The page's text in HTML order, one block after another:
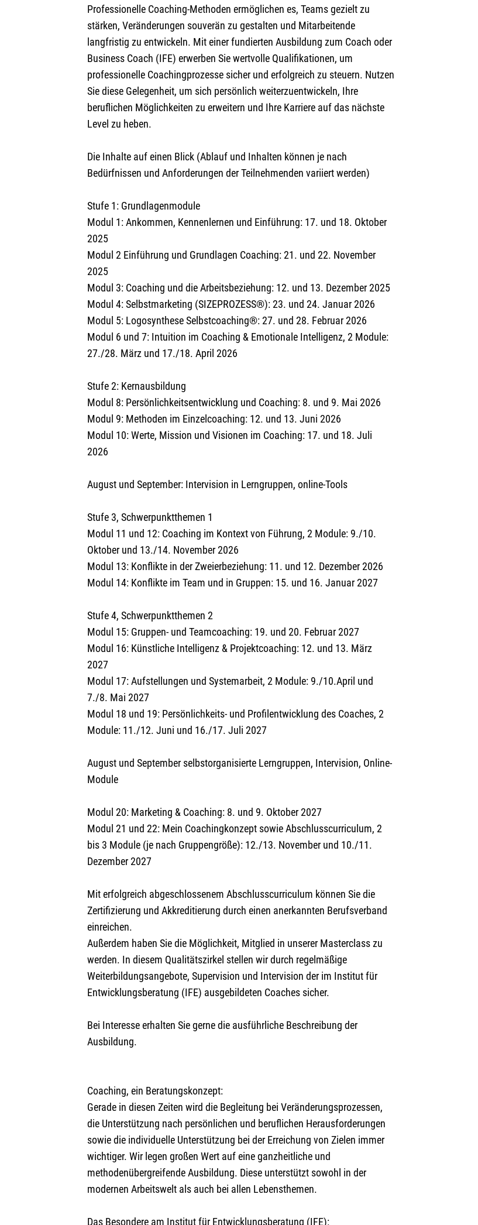
Professionelle Coaching-Methoden ermöglichen es, Teams gezielt zu
stärken, Veränderungen souverän zu gestalten und Mitarbeitende
langfristig zu entwickeln. Mit einer fundierten Ausbildung zum Coach oder
Business Coach (IFE) erwerben Sie wertvolle Qualifikationen, um
professionelle Coachingprozesse sicher und erfolgreich zu steuern. Nutzen
Sie diese Gelegenheit, um sich persönlich weiterzuentwickeln, Ihre
beruflichen Möglichkeiten zu erweitern und Ihre Karriere auf das nächste
Level zu heben.
Die Inhalte auf einen Blick (Ablauf und Inhalten können je nach
Bedürfnissen und Anforderungen der Teilnehmenden variiert werden)
Stufe 1: Grundlagenmodule
Modul 1: Ankommen, Kennenlernen und Einführung: 17. und 18. Oktober
2025
Modul 2 Einführung und Grundlagen Coaching: 21. und 22. November
2025
Modul 3: Coaching und die Arbeitsbeziehung: 12. und 13. Dezember 2025
Modul 4: Selbstmarketing (SIZEPROZESS®): 23. und 24. Januar 2026
Modul 5: Logosynthese Selbstcoaching®: 27. und 28. Februar 2026
Modul 6 und 7: Intuition im Coaching & Emotionale Intelligenz, 2 Module:
27./28. März und 17./18. April 2026
Stufe 2: Kernausbildung
Modul 8: Persönlichkeitsentwicklung und Coaching: 8. und 9. Mai 2026
Modul 9: Methoden im Einzelcoaching: 12. und 13. Juni 2026
Modul 10: Werte, Mission und Visionen im Coaching: 17. und 18. Juli
2026
August und September: Intervision in Lerngruppen, online-Tools
Stufe 3, Schwerpunktthemen 1
Modul 11 und 12: Coaching im Kontext von Führung, 2 Module: 9./10.
Oktober und 13./14. November 2026
Modul 13: Konflikte in der Zweierbeziehung: 11. und 12. Dezember 2026
Modul 14: Konflikte im Team und in Gruppen: 15. und 16. Januar 2027
Stufe 4, Schwerpunktthemen 2
Modul 15: Gruppen- und Teamcoaching: 19. und 20. Februar 2027
Modul 16: Künstliche Intelligenz & Projektcoaching: 12. und 13. März
2027
Modul 17: Aufstellungen und Systemarbeit, 2 Module: 9./10.April und
7./8. Mai 2027
Modul 18 und 19: Persönlichkeits- und Profilentwicklung des Coaches, 2
Module: 11./12. Juni und 16./17. Juli 2027
August und September selbstorganisierte Lerngruppen, Intervision, Online-
Module
Modul 20: Marketing & Coaching: 8. und 9. Oktober 2027
Modul 21 und 22: Mein Coachingkonzept sowie Abschlusscurriculum, 2
bis 3 Module (je nach Gruppengröße): 12./13. November und 10./11.
Dezember 2027
Mit erfolgreich abgeschlossenem Abschlusscurriculum können Sie die
Zertifizierung und Akkreditierung durch einen anerkannten Berufsverband
einreichen.
Außerdem haben Sie die Möglichkeit, Mitglied in unserer Masterclass zu
werden. In diesem Qualitätszirkel stellen wir durch regelmäßige
Weiterbildungsangebote, Supervision und Intervision der im Institut für
Entwicklungsberatung (IFE) ausgebildeten Coaches sicher.
Bei Interesse erhalten Sie gerne die ausführliche Beschreibung der
Ausbildung.
Coaching, ein Beratungskonzept:
Gerade in diesen Zeiten wird die Begleitung bei Veränderungsprozessen,
die Unterstützung nach persönlichen und beruflichen Herausforderungen
sowie die individuelle Unterstützung bei der Erreichung von Zielen immer
wichtiger. Wir legen großen Wert auf eine ganzheitliche und
methodenübergreifende Ausbildung. Diese unterstützt sowohl in der
modernen Arbeitswelt als auch bei allen Lebensthemen.
Das Besondere am Institut für Entwicklungsberatung (IFE):